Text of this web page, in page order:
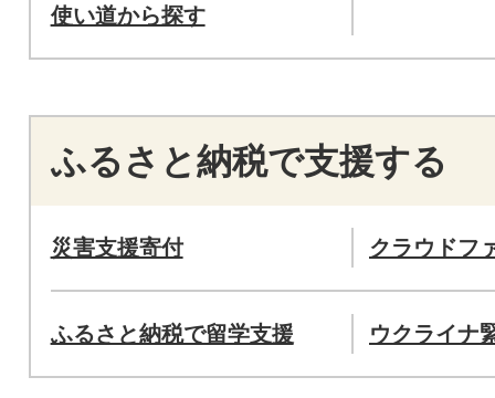
使い道から探す
ふるさと納税で支援する
災害支援寄付 クラウドフ
ふるさと納税で留学支援 ウクライナ